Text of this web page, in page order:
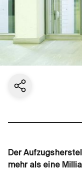
Aktuelle Seite
Der
mehr als eine